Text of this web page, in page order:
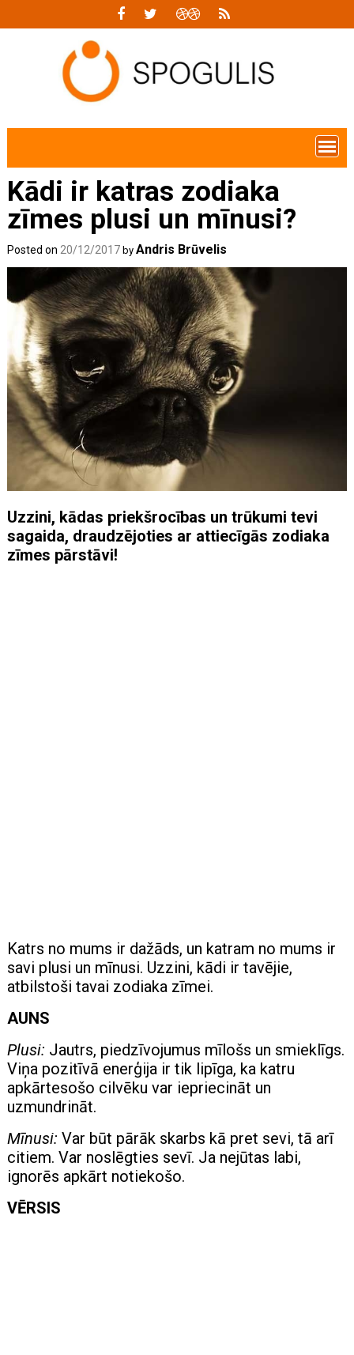
Kādi ir katras zodiaka
zīmes plusi un mīnusi?
Posted on 20/12/2017 byAndris Brūvelis
Uzzini, kādas priekšrocības un trūkumi tevi
sagaida, draudzējoties ar attiecīgās zodiaka
zīmes pārstāvi!
Katrs no mums ir dažāds, un katram no mums ir
savi plusi un mīnusi. Uzzini, kādi ir tavējie,
atbilstoši tavai zodiaka zīmei.
AUNS
Plusi: Jautrs, piedzīvojumus mīlošs un smieklīgs.
Viņa pozitīvā enerģija ir tik lipīga, ka katru
apkārtesošo cilvēku var iepriecināt un
uzmundrināt.
Mīnusi: Var būt pārāk skarbs kā pret sevi, tā arī
citiem. Var noslēgties sevī. Ja nejūtas labi,
ignorēs apkārt notiekošo.
VĒRSIS